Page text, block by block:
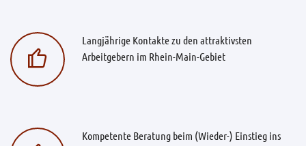
Langjährige Kontakte zu den attraktivsten
Arbeitgebern im Rhein-Main-Gebiet
Kompetente Beratung beim (Wieder-) Einstieg ins